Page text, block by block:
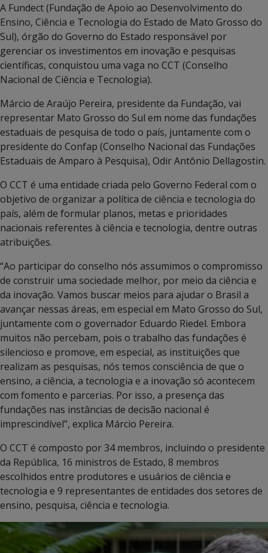
A Fundect (Fundação de Apoio ao Desenvolvimento do
Ensino, Ciência e Tecnologia do Estado de Mato Grosso do
Sul), órgão do Governo do Estado responsável por
gerenciar os investimentos em inovação e pesquisas
científicas, conquistou uma vaga no CCT (Conselho
Nacional de Ciência e Tecnologia).
Márcio de Araújo Pereira, presidente da Fundação, vai
representar Mato Grosso do Sul em nome das fundações
estaduais de pesquisa de todo o país, juntamente com o
presidente do Confap (Conselho Nacional das Fundações
Estaduais de Amparo à Pesquisa), Odir Antônio Dellagostin.
O CCT é uma entidade criada pelo Governo Federal com o
objetivo de organizar a política de ciência e tecnologia do
país, além de formular planos, metas e prioridades
nacionais referentes à ciência e tecnologia, dentre outras
atribuições.
“Ao participar do conselho nós assumimos o compromisso
de construir uma sociedade melhor, por meio da ciência e
da inovação. Vamos buscar meios para ajudar o Brasil a
avançar nessas áreas, em especial em Mato Grosso do Sul,
juntamente com o governador Eduardo Riedel. Embora
muitos não percebam, pois o trabalho das fundações é
silencioso e promove, em especial, as instituições que
realizam as pesquisas, nós temos consciência de que o
ensino, a ciência, a tecnologia e a inovação só acontecem
com fomento e parcerias. Por isso, a presença das
fundações nas instâncias de decisão nacional é
imprescindível”, explica Márcio Pereira.
O CCT é composto por 34 membros, incluindo o presidente
da República, 16 ministros de Estado, 8 membros
escolhidos entre produtores e usuários de ciência e
tecnologia e 9 representantes de entidades dos setores de
ensino, pesquisa, ciência e tecnologia.